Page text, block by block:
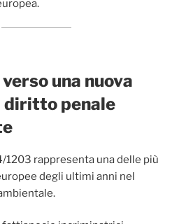
una nuova
diritto penale
1203 rappresenta una delle più
degli ultimi anni nel